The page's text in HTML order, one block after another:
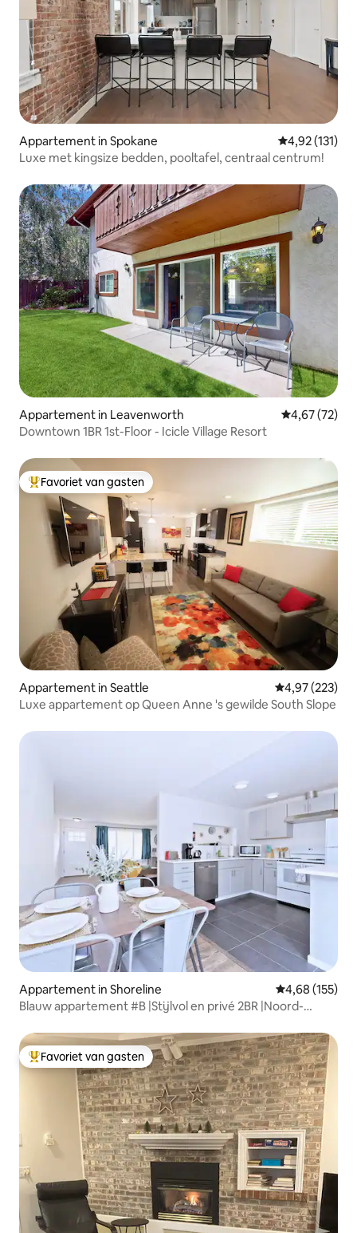
Appartement in Spokane Gemiddelde
4,92 (131)
Luxe met kingsize bedden, pooltafel, centraal centrum!
Appartement in Leavenworth Gemiddelde
4,67 (72)
Downtown 1BR 1st-Floor - Icicle Village Resort
Topfavoriet van gasten
Favoriet van gasten
Appartement in Seattle Gemiddelde
4,97 (223)
Luxe appartement op Queen Anne 's gewilde South Slope
Appartement in Shoreline Gemiddelde
4,68 (155)
Blauw appartement #B |Stijlvol en privé 2BR |Noord-
Topfavoriet van gasten
Favoriet van gasten